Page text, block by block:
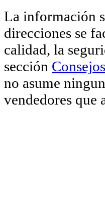
La información
direcciones se
calidad, la
sección
no asume
vendedores que